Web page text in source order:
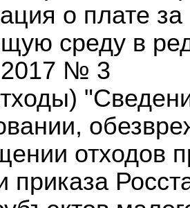
о плате
среду в
№ 3
отходов
приказа